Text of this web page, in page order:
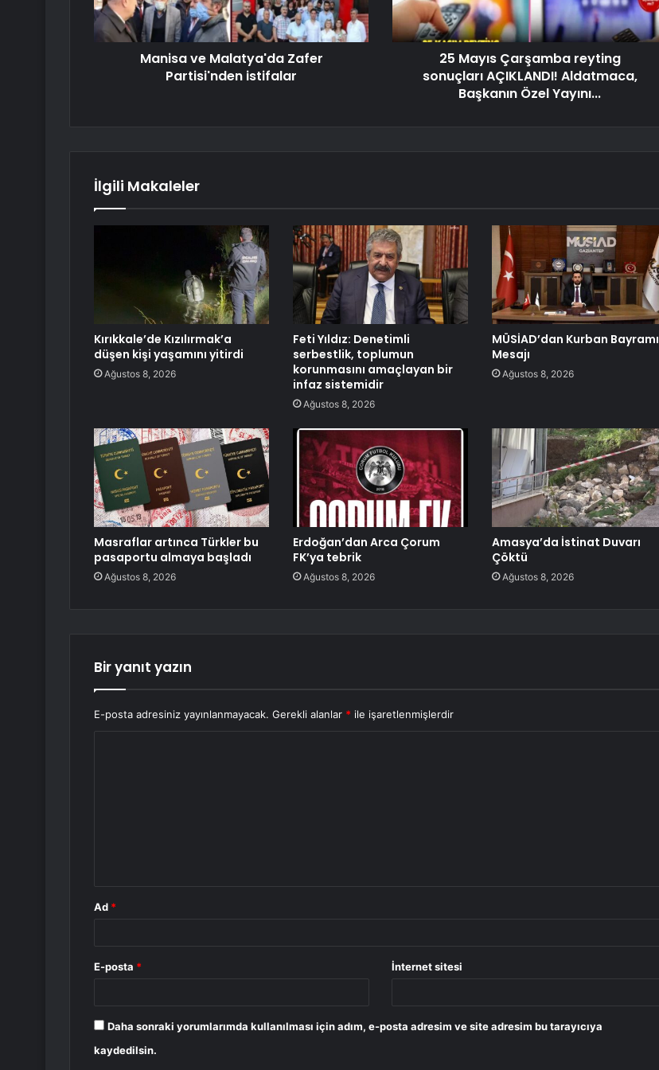
Manisa ve Malatya'da Zafer
Partisi'nden istifalar
25 Mayıs Çarşamba reyting
sonuçları AÇIKLANDI! Aldatmaca,
Başkanın Özel Yayını...
İlgili Makaleler
Kırıkkale’de Kızılırmak’a
düşen kişi yaşamını yitirdi
Ağustos 8, 2026
Feti Yıldız: Denetimli
serbestlik, toplumun
korunmasını amaçlayan bir
infaz sistemidir
Ağustos 8, 2026
MÜSİAD’dan Kurban Bayramı
Mesajı
Ağustos 8, 2026
Masraflar artınca Türkler bu
pasaportu almaya başladı
Ağustos 8, 2026
Erdoğan’dan Arca Çorum
FK’ya tebrik
Ağustos 8, 2026
Amasya’da İstinat Duvarı
Çöktü
Ağustos 8, 2026
Bir yanıt yazın
E-posta adresiniz yayınlanmayacak. Gerekli alanlar * ile işaretlenmişlerdir
Ad *
E-posta * İnternet sitesi
Daha sonraki yorumlarımda kullanılması için adım, e-posta adresim ve site adresim bu tarayıcıya
kaydedilsin.